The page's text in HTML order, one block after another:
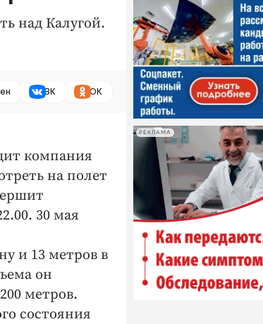
над Калугой.
ВК ОК
компания
на полет
30 мая
и 13 метров в
он
метров.
состояния
РЕКЛАМА